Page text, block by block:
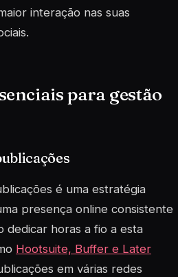
interação nas suas
para gestão
é uma estratégia
presença online consistente
dedicar horas a fio a esta
Hootsuite, Buffer e Later
em várias redes